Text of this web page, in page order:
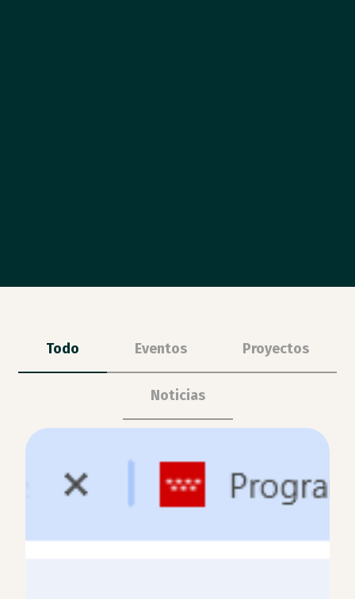
Todo Eventos Proyectos
Noticias